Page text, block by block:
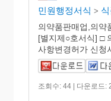
민원행정서식 >
의약품판매업,의약
[별지제○호서식] □
사항변경허가 신청
조회수: 44 | 다운로드: